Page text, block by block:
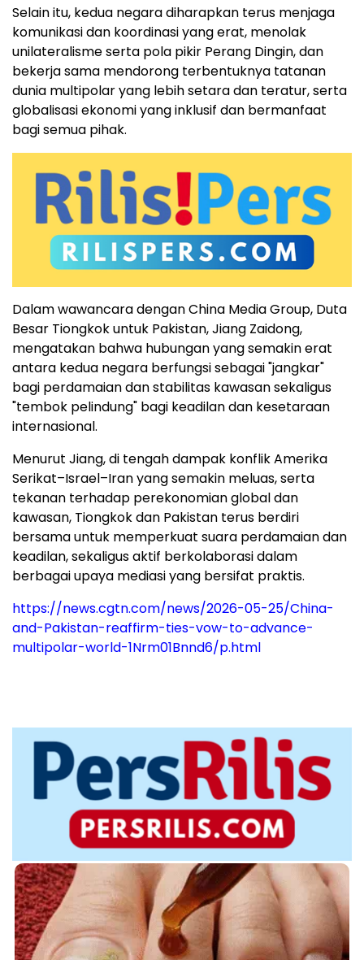
Selain itu, kedua negara diharapkan terus menjaga
komunikasi dan koordinasi yang erat, menolak
unilateralisme serta pola pikir Perang Dingin, dan
bekerja sama mendorong terbentuknya tatanan
dunia multipolar yang lebih setara dan teratur, serta
globalisasi ekonomi yang inklusif dan bermanfaat
bagi semua pihak.
Dalam wawancara dengan China Media Group, Duta
Besar Tiongkok untuk Pakistan, Jiang Zaidong,
mengatakan bahwa hubungan yang semakin erat
antara kedua negara berfungsi sebagai "jangkar"
bagi perdamaian dan stabilitas kawasan sekaligus
"tembok pelindung" bagi keadilan dan kesetaraan
internasional.
Menurut Jiang, di tengah dampak konflik Amerika
Serikat–Israel–Iran yang semakin meluas, serta
tekanan terhadap perekonomian global dan
kawasan, Tiongkok dan Pakistan terus berdiri
bersama untuk memperkuat suara perdamaian dan
keadilan, sekaligus aktif berkolaborasi dalam
berbagai upaya mediasi yang bersifat praktis.
https://news.cgtn.com/news/2026-05-25/China-
and-Pakistan-reaffirm-ties-vow-to-advance-
multipolar-world-1Nrm01Bnnd6/p.html